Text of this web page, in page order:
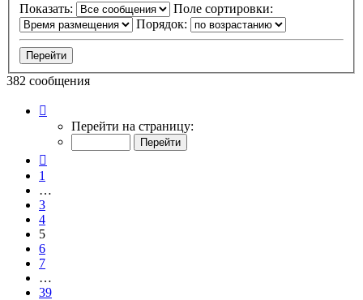
Показать:
Поле сортировки:
Порядок:
382 сообщения
Перейти на страницу:
1
…
3
4
5
6
7
…
39